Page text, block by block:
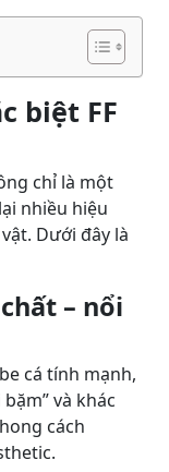
biệt FF
chỉ là một
nhiều hiệu
Dưới đây là
– nổi
cá tính mạnh,
và khác
cách